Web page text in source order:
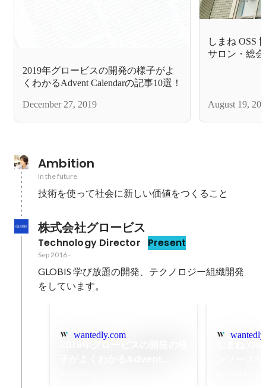
2019年グロービスの開発の様子がよ
くわかるAdvent Calendarの記事10選！
December 27, 2019
しまね OSS
サロン・総
August 19,
Ambition
In the future
技術を使って社会に新しい価値をつくること
株式会社グロービス
Technology Director Present
Sep 2016-
GLOBIS 学び放題の開発、テクノロジー組織開発
をしています。
wantedly.com